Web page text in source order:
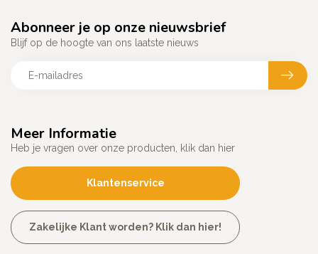
Meer Informatie
Heb je vragen over onze producten, klik dan hier
Klantenservice
Zakelijke Klant worden? Klik dan hier!
Abonneer je op onze nieuwsbrief
Blijf op de hoogte van ons laatste nieuws